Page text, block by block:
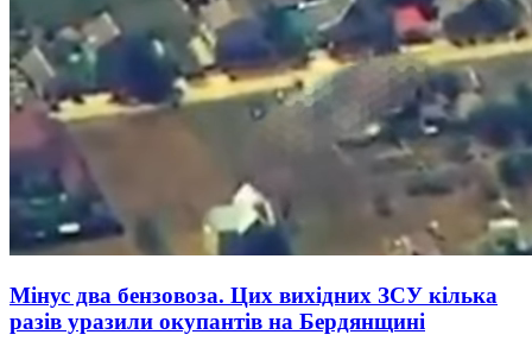
Мінус два бензовоза. Цих вихідних ЗСУ кілька
разів уразили окупантів на Бердянщині